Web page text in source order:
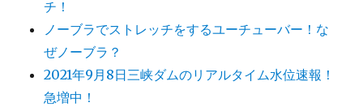
チ！
ノーブラでストレッチをするユーチューバー！な
ぜノーブラ？
2021年9月8日三峡ダムのリアルタイム水位速報！
急増中！